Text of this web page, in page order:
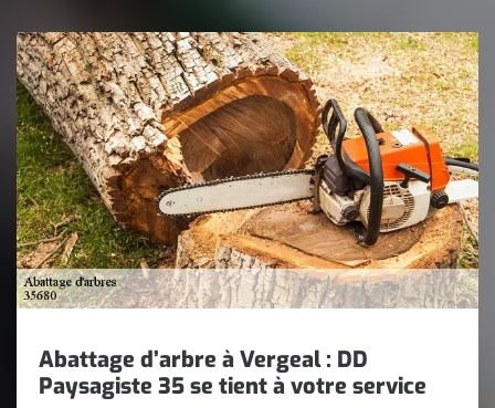
Abattage d’arbre à Vergeal : DD
Paysagiste 35 se tient à votre service